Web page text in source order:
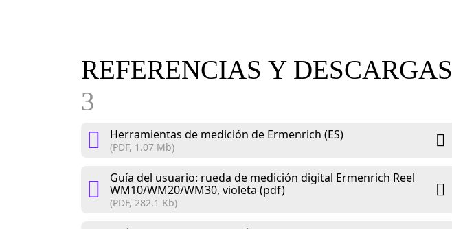
REFERENCIAS Y DESCARGAS
3
Herramientas de medición de Ermenrich (ES)
(PDF, 1.07 Mb)
Guía del usuario: rueda de medición digital Ermenrich Reel
WM10/WM20/WM30, violeta (pdf)
(PDF, 282.1 Kb)